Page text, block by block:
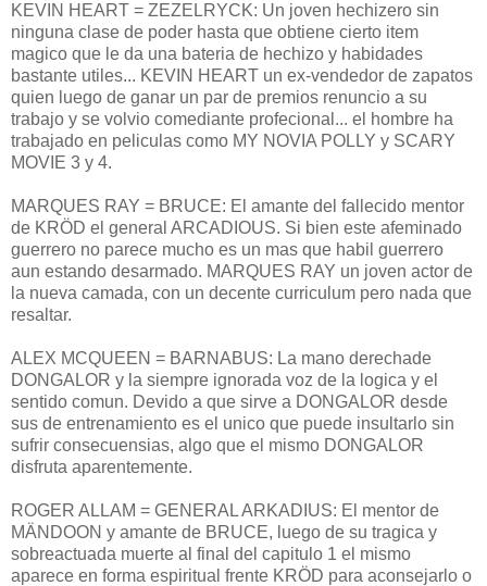
KEVIN HEART = ZEZELRYCK: Un joven hechizero sin
ninguna clase de poder hasta que obtiene cierto item
magico que le da una bateria de hechizo y habidades
bastante utiles... KEVIN HEART un ex-vendedor de zapatos
quien luego de ganar un par de premios renuncio a su
trabajo y se volvio comediante profecional... el hombre ha
trabajado en peliculas como MY NOVIA POLLY y SCARY
MOVIE 3 y 4.
MARQUES RAY = BRUCE: El amante del fallecido mentor
de KRÖD el general ARCADIOUS. Si bien este afeminado
guerrero no parece mucho es un mas que habil guerrero
aun estando desarmado. MARQUES RAY un joven actor de
la nueva camada, con un decente curriculum pero nada que
resaltar.
ALEX MCQUEEN = BARNABUS: La mano derechade
DONGALOR y la siempre ignorada voz de la logica y el
sentido comun. Devido a que sirve a DONGALOR desde
sus de entrenamiento es el unico que puede insultarlo sin
sufrir consecuensias, algo que el mismo DONGALOR
disfruta aparentemente.
ROGER ALLAM = GENERAL ARKADIUS: El mentor de
MÄNDOON y amante de BRUCE, luego de su tragica y
sobreactuada muerte al final del capitulo 1 el mismo
aparece en forma espiritual frente KRÖD para aconsejarlo o